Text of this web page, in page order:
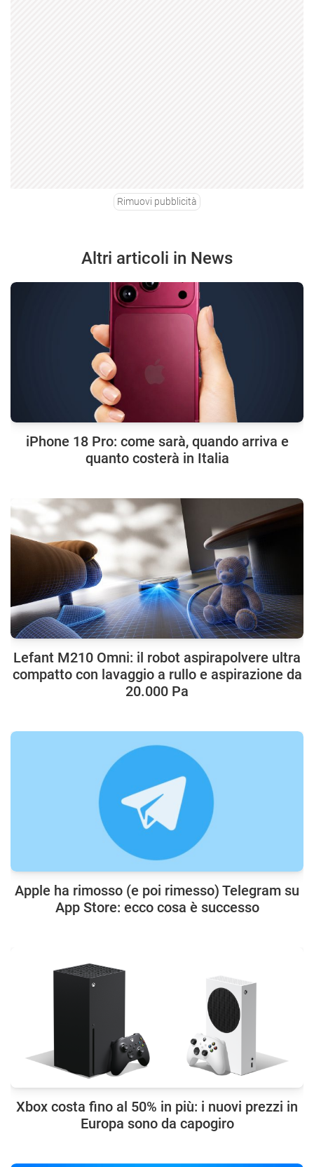
Rimuovi pubblicità
Altri articoli in News
iPhone 18 Pro: come sarà, quando arriva e
quanto costerà in Italia
Lefant M210 Omni: il robot aspirapolvere ultra
compatto con lavaggio a rullo e aspirazione da
20.000 Pa
Apple ha rimosso (e poi rimesso) Telegram su
App Store: ecco cosa è successo
Xbox costa fino al 50% in più: i nuovi prezzi in
Europa sono da capogiro